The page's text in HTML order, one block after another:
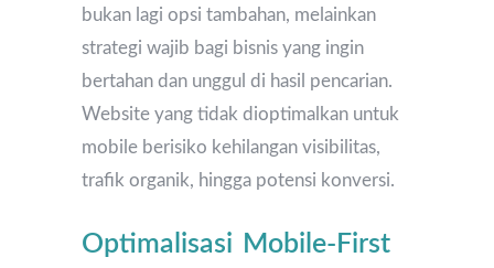
bukan lagi opsi tambahan, melainkan
strategi wajib bagi bisnis yang ingin
bertahan dan unggul di hasil pencarian.
Website yang tidak dioptimalkan untuk
mobile berisiko kehilangan visibilitas,
trafik organik, hingga potensi konversi.
Optimalisasi Mobile-First